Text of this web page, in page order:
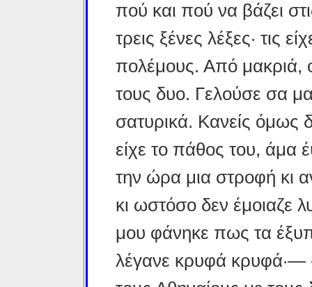
πού και πού να βάζει
τρεις ξένες λέξες· τις
πολέμους. Από μακριά,
τους δυο. Γελούσε σα
σατυρικά. Κανείς όμως
είχε το πάθος του, άμα
την ώρα μια στροφή κι
κι ωστόσο δεν έμοιαζε
μου φάνηκε πως τα
λέγανε κρυφά κρυφά·—